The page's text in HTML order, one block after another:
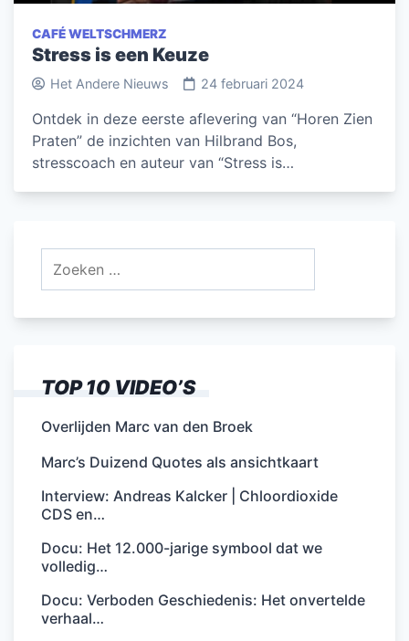
CAFÉ WELTSCHMERZ
Stress is een Keuze
Het Andere Nieuws 24 februari 2024
Ontdek in deze eerste aflevering van “Horen Zien
Praten” de inzichten van Hilbrand Bos,
stresscoach en auteur van “Stress is…
TOP 10 VIDEO’S
Overlijden Marc van den Broek
Marc’s Duizend Quotes als ansichtkaart
Interview: Andreas Kalcker | Chloordioxide
CDS en…
Docu: Het 12.000-jarige symbool dat we
volledig…
Docu: Verboden Geschiedenis: Het onvertelde
verhaal…